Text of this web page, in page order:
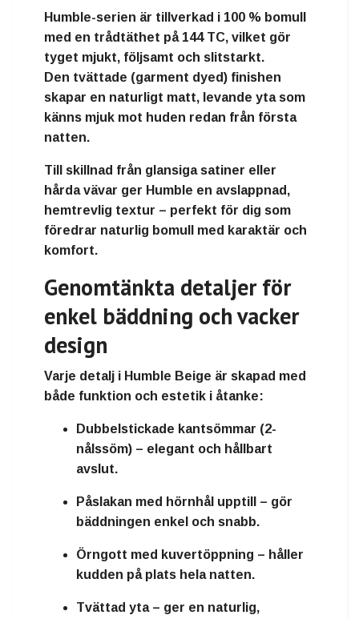
Humble-serien är tillverkad i 100 % bomull
med en trådtäthet på 144 TC, vilket gör
tyget mjukt, följsamt och slitstarkt.
Den tvättade (garment dyed) finishen
skapar en naturligt matt, levande ytasom
känns mjuk mot huden redan från första
natten.
Till skillnad från glansiga satiner eller
hårda vävar ger Humble en avslappnad,
hemtrevlig textur – perfekt för dig som
föredrar naturlig bomull med karaktär och
komfort.
Genomtänkta detaljer för
enkel bäddning och vacker
design
Varje detalj i Humble Beige är skapad med
både funktion och estetik i åtanke:
Dubbelstickade kantsömmar (2-
nålssöm) – elegant och hållbart
avslut.
Påslakan med hörnhål upptill
– gör
bäddningen enkel och snabb.
Örngott med kuvertöppning – håller
kudden på plats hela natten.
Tvättad yta– ger en naturlig,